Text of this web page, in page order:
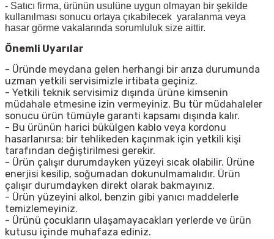
- Satıcı firma, ürünün usulüne uygun olmayan bir şekilde
kullanılması sonucu ortaya çıkabilecek yaralanma veya
hasar görme vakalarında sorumluluk size aittir.
Önemli Uyarılar
- Üründe meydana gelen herhangi bir arıza durumunda
uzman yetkili servisimizle irtibata geçiniz.
- Yetkili teknik servisimiz dışında ürüne kimsenin
müdahale etmesine izin vermeyiniz. Bu tür müdahaleler
sonucu ürün tümüyle garanti kapsamı dışında kalır.
- Bu ürünün harici bükülgen kablo veya kordonu
hasarlanırsa; bir tehlikeden kaçınmak için yetkili kişi
tarafından değiştirilmesi gerekir.
- Ürün çalışır durumdayken yüzeyi sıcak olabilir. Ürüne
enerjisi kesilip, soğumadan dokunulmamalıdır. Ürün
çalışır durumdayken direkt olarak bakmayınız.
- Ürün yüzeyini alkol, benzin gibi yanıcı maddelerle
temizlemeyiniz.
- Ürünü çocukların ulaşamayacakları yerlerde ve ürün
kutusu içinde muhafaza ediniz.